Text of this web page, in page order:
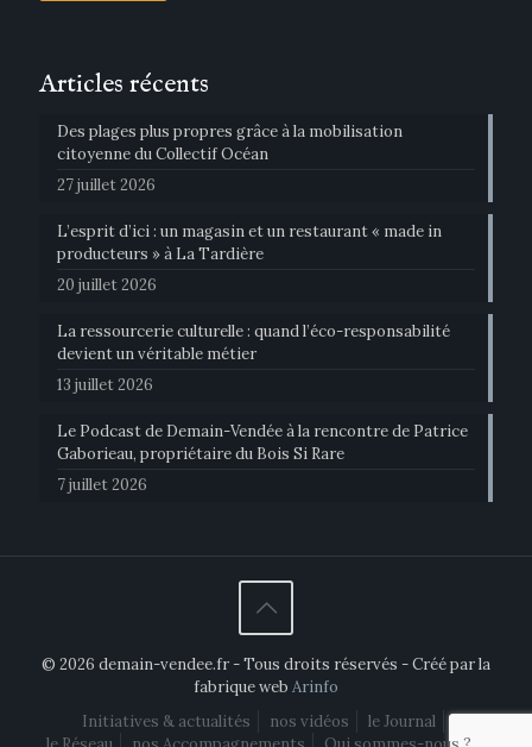
Articles récents
Des plages plus propres grâce à la mobilisation
citoyenne du Collectif Océan
27 juillet 2026
L’esprit d’ici : un magasin et un restaurant « made in
producteurs » à La Tardière
20 juillet 2026
La ressourcerie culturelle : quand l’éco-responsabilité
devient un véritable métier
13 juillet 2026
Le Podcast de Demain-Vendée à la rencontre de Patrice
Gaborieau, propriétaire du Bois Si Rare
7 juillet 2026
© 2026 demain-vendee.fr - Tous droits réservés - Créé par la
fabrique web Arinfo
Initiatives & actualités
nos vidéos
le Journal